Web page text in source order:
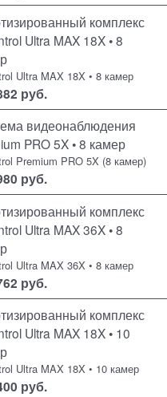
комплекс
Ultra MAX 18X • 8
Ultra MAX 18X • 8 камер
руб.
видеонаблюдения
PRO 5X • 8 камер
Premium PRO 5X (8 камер)
руб.
комплекс
Ultra MAX 36X • 8
Ultra MAX 36X • 8 камер
руб.
комплекс
Ultra MAX 18X • 10
Ultra MAX 18X • 10 камер
руб.